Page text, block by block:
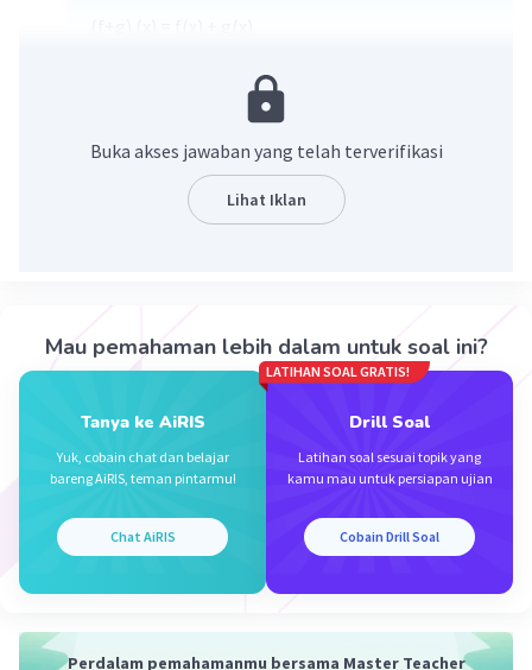
+ 6x + 2x – 3 + 5
(f.g) (x) = f(x) . g(x)
2+ 6x – 3) (2x + 5)
+ 10x2+ 12x2+ 30x – 6x – 15
Buka akses jawaban yang telah terverifikasi
Lihat Iklan
Mau pemahaman lebih dalam untuk soal ini?
Tanya ke AiRIS
Yuk, cobain chat dan belajar
bareng AiRIS, teman pintarmu!
Chat AiRIS
LATIHAN SOAL GRATIS!
Drill Soal
Latihan soal sesuai topik yang
kamu mau untuk persiapan ujian
Cobain Drill Soal
Perdalam pemahamanmu bersama Master Teacher